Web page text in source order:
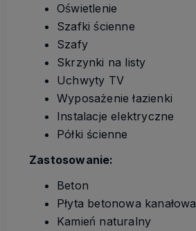
Oświetlenie
Szafki ścienne
Szafy
Skrzynki na listy
Uchwyty TV
Wyposażenie łazienki
Instalacje elektryczne
Półki ścienne
Zastosowanie:
Beton
Płyta betonowa kanałowa
Kamień naturalny